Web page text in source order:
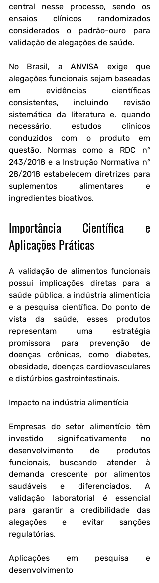
central nesse processo, sendo os
ensaios clínicos randomizados
considerados o padrão-ouro para
validação de alegações de saúde.
No Brasil, a ANVISA exige que
alegações funcionais sejam baseadas
em evidências científicas
consistentes, incluindo revisão
sistemática da literatura e, quando
necessário, estudos clínicos
conduzidos com o produto em
questão. Normas como a RDC nº
243/2018 e a Instrução Normativa nº
28/2018 estabelecem diretrizes para
suplementos alimentares e
ingredientes bioativos.
Importância Científica e
Aplicações Práticas
A validação de alimentos funcionais
possui implicações diretas para a
saúde pública, a indústria alimentícia
e a pesquisa científica. Do ponto de
vista da saúde, esses produtos
representam uma estratégia
promissora para prevenção de
doenças crônicas, como diabetes,
obesidade, doenças cardiovasculares
e distúrbios gastrointestinais.
Impacto na indústria alimentícia
Empresas do setor alimentício têm
investido significativamente no
desenvolvimento de produtos
funcionais, buscando atender à
demanda crescente por alimentos
saudáveis e diferenciados. A
validação laboratorial é essencial
para garantir a credibilidade das
alegações e evitar sanções
regulatórias.
Aplicações em pesquisa e
desenvolvimento